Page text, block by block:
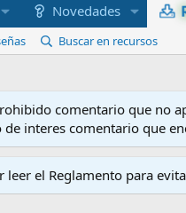
Novedades
Buscar en recursos
comentario que no
interes comentario que
el Reglamento para